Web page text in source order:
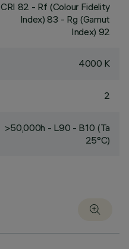
CRI 82 - Rf (Colour Fidelity
Index) 83 - Rg (Gamut
Index) 92
4000 K
2
>50,000h - L90 - B10 (Ta
25°C)